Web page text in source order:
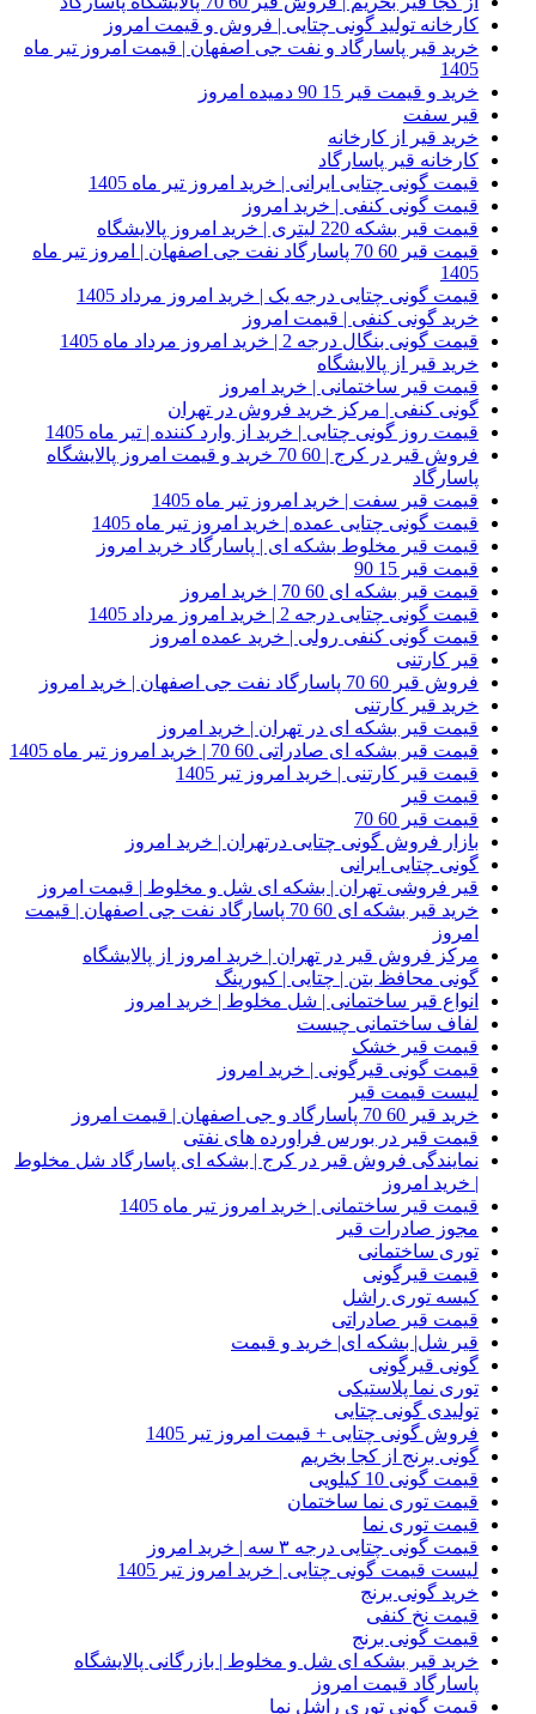
کارخانه تولید گونی چتایی | فروش و قیمت امروز
خرید قیر پاسارگاد و نفت جی اصفهان | قیمت امروز تیر ماه
1405
خرید و قیمت قیر 15 90 دمیده امروز
قیر سفت
خرید قیر از کارخانه
کارخانه قیر پاسارگاد
قیمت گونی چتایی ایرانی | خرید امروز تیر ماه 1405
قیمت گونی کنفی | خرید امروز
قیمت قیر بشکه 220 لیتری | خرید امروز پالایشگاه
قیمت قیر 60 70 پاسارگاد نفت جی اصفهان | امروز تیر ماه
1405
قیمت گونی چتایی درجه یک | خرید امروز مرداد 1405
خرید گونی کنفی | قیمت امروز
قیمت گونی بنگال درجه 2 | خرید امروز مرداد ماه 1405
خرید قیر از پالایشگاه
قیمت قیر ساختمانی | خرید امروز
گونی کنفی | مرکز خرید فروش در تهران
قیمت روز گونی چتایی | خرید از وارد کننده | تیر ماه 1405
فروش قیر در کرج | 60 70 خرید و قیمت امروز پالایشگاه
پاسارگاد
قیمت قیر سفت | خرید امروز تیر ماه 1405
قیمت گونی چتایی عمده | خرید امروز تیر ماه 1405
قیمت قیر مخلوط بشکه ای | پاسارگاد خرید امروز
قیمت قیر 15 90
قیمت قیر بشکه ای 60 70 | خرید امروز
قیمت گونی چتایی درجه 2 | خرید امروز مرداد 1405
قیمت گونی کنفی رولی | خرید عمده امروز
قیر کارتنی
فروش قیر 60 70 پاسارگاد نفت جی اصفهان | خرید امروز
خرید قیر کارتنی
قیمت قیر بشکه ای در تهران | خرید امروز
قیمت قیر بشکه ای صادراتی 60 70 | خرید امروز تیر ماه 1405
قیمت قیر کارتنی | خرید امروز تیر 1405
قیمت قیر
قیمت قیر 60 70
بازار فروش گونی چتایی درتهران | خرید امروز
گونی چتایی ایرانی
قیر فروشی تهران | بشکه ای شل و مخلوط | قیمت امروز
خرید قیر بشکه ای 60 70 پاسارگاد نفت جی اصفهان | قیمت
امروز
مرکز فروش قیر در تهران | خرید امروز از پالایشگاه
گونی محافظ بتن | چتایی | کیورینگ
انواع قیر ساختمانی | شل مخلوط | خرید امروز
لفاف ساختمانی چیست
قیمت قیر خشک
قیمت گونی قیرگونی | خرید امروز
لیست قیمت قیر
خرید قیر 60 70 پاسارگاد و جی اصفهان | قیمت امروز
قیمت قیر در بورس فراورده های نفتی
نمایندگی فروش قیر در کرج | بشکه ای پاسارگاد شل مخلوط
| خرید امروز
قیمت قیر ساختمانی | خرید امروز تیر ماه 1405
مجوز صادرات قیر
توری ساختمانی
قیمت قیرگونی
کیسه توری راشل
قیمت قیر صادراتی
قیر شل| بشکه ای| خرید و قیمت
گونی قیرگونی
توری نما پلاستیکی
تولیدی گونی چتایی
فروش گونی چتایی + قیمت امروز تیر 1405
گونی برنج از کجا بخریم
قیمت گونی 10 کیلویی
قیمت توری نما ساختمان
قیمت توری نما
قیمت گونی چتایی درجه ۳ سه | خرید امروز
لیست قیمت گونی چتایی | خرید امروز تیر 1405
خرید گونی برنج
قیمت نخ کنفی
قیمت گونی برنج
خرید قیر بشکه ای شل و مخلوط | بازرگانی پالایشگاه
پاسارگاد قیمت امروز
قیمت گونی توری راشل نما